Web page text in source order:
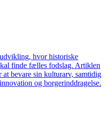
hvor historiske
finde fælles fodslag. Artiklen
bevare sin kulturarv, samtidig
og borgerinddragelse.